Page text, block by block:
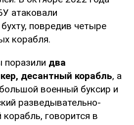
атаковали
повредив четыре
корабля.
поразили два
десантный корабль, а
военный буксир и
разведывательно-
говорится в